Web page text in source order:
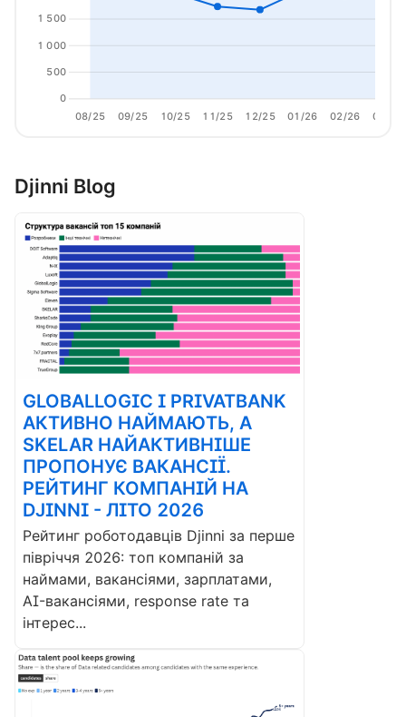
08/25 09/25 10/25 11/25 12/25 01/26 02/26 03/26
0
500
1 000
1 500
Djinni Blog
GLOBALLOGIC І PRIVATBANK
АКТИВНО НАЙМАЮТЬ, А
SKELAR НАЙАКТИВНІШЕ
ПРОПОНУЄ ВАКАНСІЇ.
РЕЙТИНГ КОМПАНІЙ НА
DJINNI - ЛІТО 2026
Рейтинг роботодавців Djinni за перше
півріччя 2026: топ компаній за
наймами, вакансіями, зарплатами,
AI-вакансіями, response rate та
інтерес...